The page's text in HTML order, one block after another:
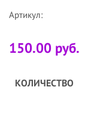
Артикул:
150.00 руб.
КОЛИЧЕСТВО